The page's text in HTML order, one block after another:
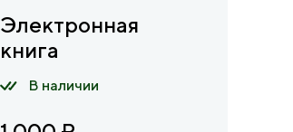
Электронная
книга
В наличии